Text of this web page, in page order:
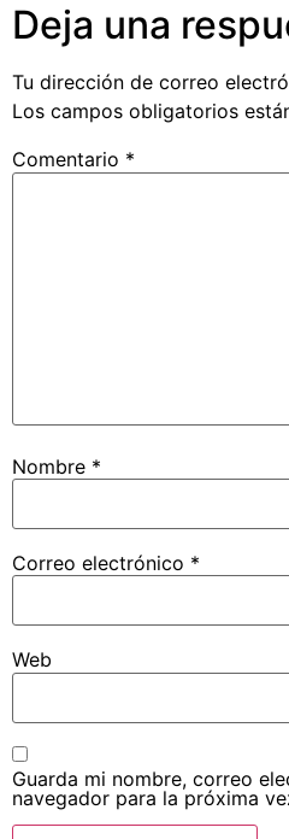
Deja una
Tu dirección de correo
Los campos obligatorios
Comentario *
Nombre *
Correo electrónico *
Web
Guarda mi nombre, correo
navegador para la próxima